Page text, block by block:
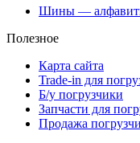
Шины —
Полезное
Карта сайта
Trade-in для
Б/у погрузчики
Запчасти для
Продажа